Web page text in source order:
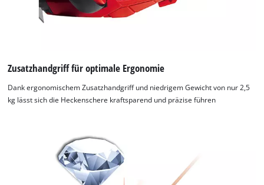
Zusatzhandgriff für optimale Ergonomie
Dank ergonomischem Zusatzhandgriff und niedrigem Gewicht von nur 2,5
kg lässt sich die Heckenschere kraftsparend und präzise führen